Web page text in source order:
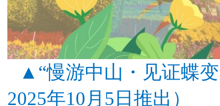
▲“慢游中山・见证蝶
2025年10月5日推出）